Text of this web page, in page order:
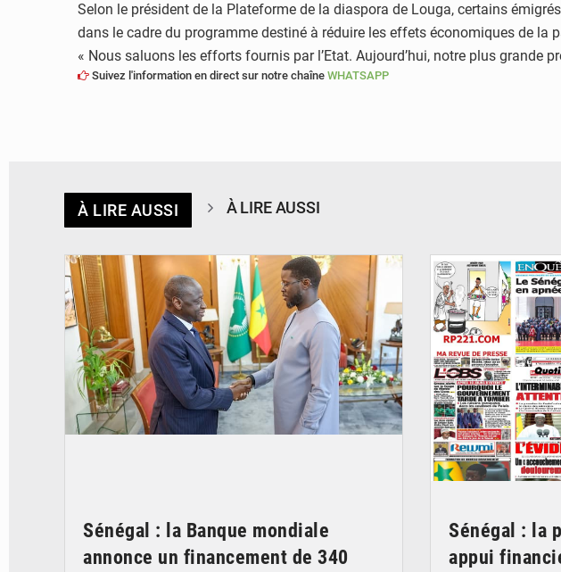
Selon le président de la Plateforme de la diaspora de Louga, certains
dans le cadre du programme destiné à réduire les effets économiques de la
« Nous saluons les efforts fournis par l’Etat. Aujourd’hui, notre plus grande
Suivez l'information en direct sur notre chaîne WHATSAPP
À LIRE AUSSI À LIRE AUSSI
Sénégal : la Banque mondiale
annonce un financement de 340
Sénégal : la
appui